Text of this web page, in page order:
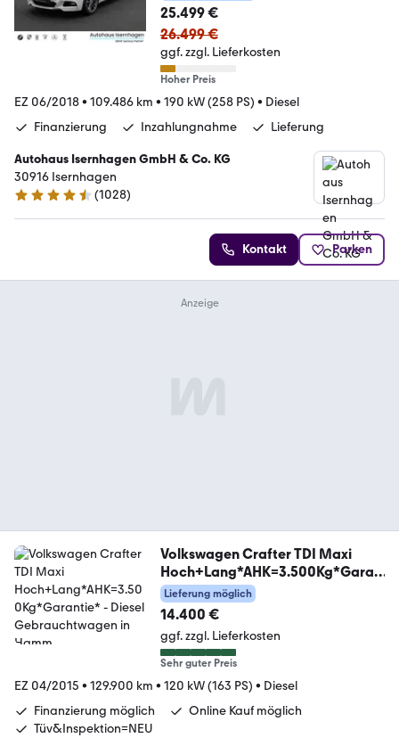
25.499 €
26.499 €
ggf. zzgl. Lieferkosten
Hoher Preis
EZ 06/2018• 109.486 km • 190 kW (258 PS) • Diesel
Finanzierung
Inzahlungnahme Lieferung
Autohaus Isernhagen GmbH & Co. KG
30916 Isernhagen
4.5 Sterne
(1028)
Kontakt Parken
Volkswagen Crafter TDI Maxi
Hoch+Lang*AHK=3.500Kg*Garan
tie*
Lieferung möglich
14.400 €
ggf. zzgl. Lieferkosten
Sehr guter Preis
EZ 04/2015 • 129.900 km • 120 kW (163 PS) • Diesel
Finanzierung möglich
Online Kauf möglich
Tüv&Inspektion=NEU